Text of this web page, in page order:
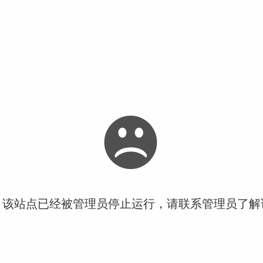
站点已经被管理员停止运行，请联系管理员了